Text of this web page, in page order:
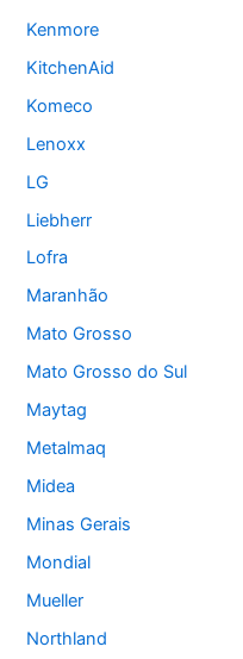
Kenmore
KitchenAid
Komeco
Lenoxx
LG
Liebherr
Lofra
Maranhão
Mato Grosso
Mato Grosso do Sul
Maytag
Metalmaq
Midea
Minas Gerais
Mondial
Mueller
Northland